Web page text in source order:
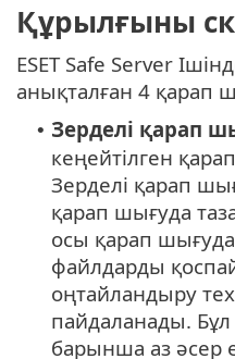
Құрылғыны
ESET Safe Server
анықталған 4 қарап
• Зерделі қарап
кеңейтілген
Зерделі қарап
қарап шығуда
осы қарап
файлдарды
оңтайландыру
пайдаланады. Бұл
барынша аз әсер